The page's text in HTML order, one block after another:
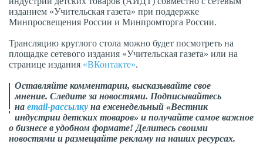
изданием «Учительская газета» при поддержке
Минпросвещения России и Минпромторга России.
Трансляцию круглого стола можно будет посмотреть на
площадке сетевого издания «Учительская газета» или на
странице издания «ВКонтакте».
Оставляйте комментарии, высказывайте свое
мнение. Следите за новостями. Подписывайтесь
на email-рассылку на еженедельный «Вестник
индустрии детских товаров» и получайте самое важное
о бизнесе в удобном формате! Делитесь своими
новостями и размещайте рекламу на наших ресурсах.